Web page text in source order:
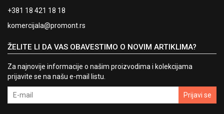
+381 18 421 18 18
komercijala@promont.rs
ŽELITE LI DA VAS OBAVESTIMO O NOVIM ARTIKLIMA?
Za najnovije informacije o našim proizvodima i kolekcijama
prijavite se na našu e-mail listu.
Prijavi se